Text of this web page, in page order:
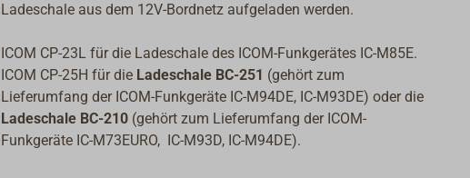
Ladeschale aus dem 12V-Bordnetz aufgeladen werden.
ICOM CP-23L für die Ladeschale des ICOM-Funkgerätes IC-M85E.
ICOM CP-25H für die Ladeschale BC-251 (gehört zum
Lieferumfang der ICOM-Funkgeräte IC-M94DE, IC-M93DE) oder die
Ladeschale BC-210 (gehört zum Lieferumfang der ICOM-
Funkgeräte IC-M73EURO, IC-M93D, IC-M94DE).